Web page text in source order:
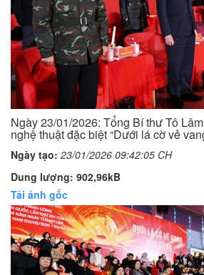
Ngày 23/01/2026: Tổng Bí thư Tô
nghệ thuật đặc biệt “Dưới lá cờ vẻ
Ngày tạo: 23/01/2026 09:42:05 CH
Dung lượng: 902,96kB
Tải ảnh gốc